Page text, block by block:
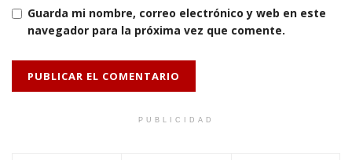
Guarda mi nombre, correo electrónico y web en este
navegador para la próxima vez que comente.
PUBLICIDAD